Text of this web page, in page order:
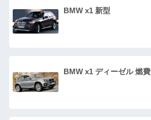
BMW x1 新型
BMW x1 ディーゼル 燃費